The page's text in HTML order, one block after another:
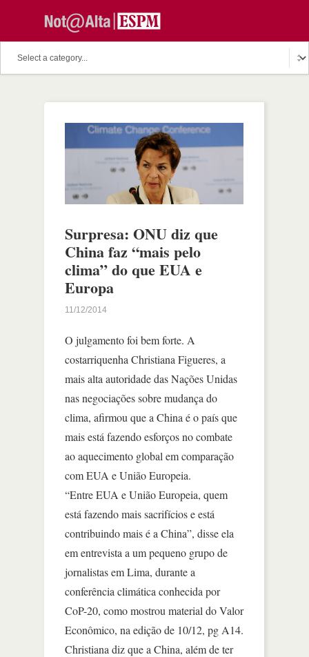
Surpresa: ONU diz que
China faz “mais pelo
clima” do que EUA e
Europa
11/12/2014
O julgamento foi bem forte. A
costarriquenha Christiana Figueres, a
mais alta autoridade das Nações Unidas
nas negociações sobre mudança do
clima, afirmou que a China é o país que
mais está fazendo esforços no combate
ao aquecimento global em comparação
com EUA e União Europeia.
“Entre EUA e União Europeia, quem
está fazendo mais sacrifícios e está
contribuindo mais é a China”, disse ela
em entrevista a um pequeno grupo de
jornalistas em Lima, durante a
conferência climática conhecida por
CoP-20, como mostrou material do Valor
Econômico, na edição de 10/12, pg A14.
Christiana diz que a China, além de ter